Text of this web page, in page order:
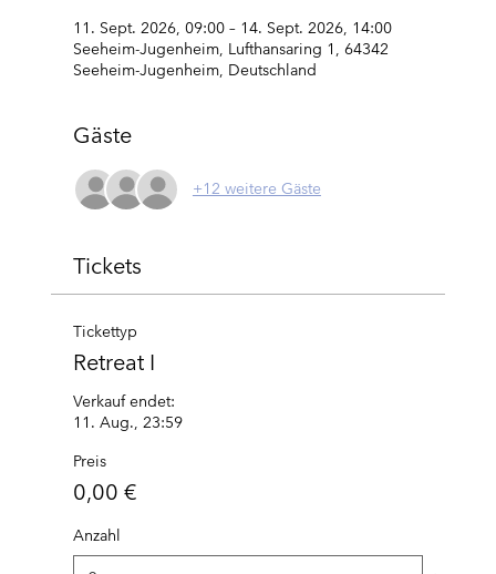
11. Sept. 2026, 09:00 – 14. Sept. 2026, 14:00
Seeheim-Jugenheim, Lufthansaring 1, 64342
Seeheim-Jugenheim, Deutschland
Gäste
+12 weitere Gäste
Tickets
Tickettyp
Retreat I
Verkauf endet:
11. Aug., 23:59
Preis
0,00 €
Anzahl